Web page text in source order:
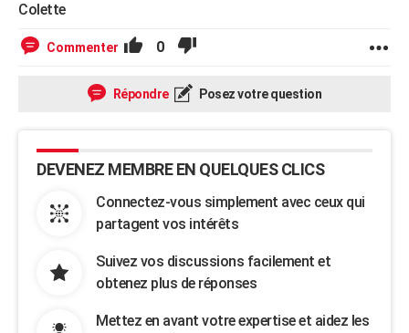
Colette
Commenter 0
Répondre Posez votre question
DEVENEZ MEMBRE EN QUELQUES CLICS
Connectez-vous simplement avec ceux qui
partagent vos intérêts
Suivez vos discussions facilement et
obtenez plus de réponses
Mettez en avant votre expertise et aidez les